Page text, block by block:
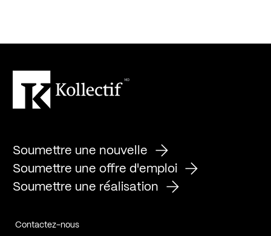
Soumettre une nouvelle
Soumettre une offre d'emploi
Soumettre une réalisation
Contactez-nous